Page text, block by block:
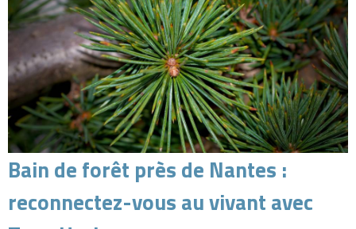
Bain de forêt près de Nantes :
reconnectez-vous au vivant avec